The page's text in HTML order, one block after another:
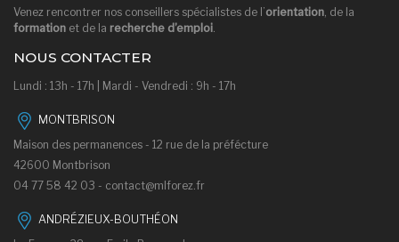
Venez rencontrer nos conseillers spécialistes de l’orientation, de la
formation et de la recherche d’emploi.
NOUS CONTACTER
Lundi : 13h - 17h | Mardi - Vendredi : 9h - 17h
MONTBRISON
Maison des permanences - 12 rue de la préfécture
42600 Montbrison
04 77 58 42 03 - contact@mlforez.fr
ANDRÉZIEUX-BOUTHÉON